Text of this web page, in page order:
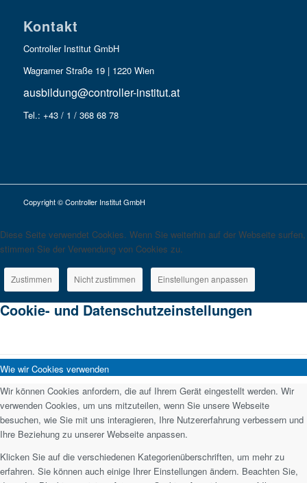
Kontakt
Controller Institut GmbH
Wagramer Straße 19 | 1220 Wien
ausbildung@controller-institut.at
Tel.: +43 / 1 / 368 68 78
Copyright © Controller Institut GmbH
Diese Seite verwendet Cookies. Wenn Sie weiterhin auf der Webseite surfen,
stimmen Sie der Verwendung von Cookies zu.
Zustimmen Nicht zustimmen Einstellungen anpassen
Cookie- und Datenschutzeinstellungen
Wie wir Cookies verwenden
Wir können Cookies anfordern, die auf Ihrem Gerät eingestellt werden. Wir
verwenden Cookies, um uns mitzuteilen, wenn Sie unsere Webseite
besuchen, wie Sie mit uns interagieren, Ihre Nutzererfahrung verbessern und
Ihre Beziehung zu unserer Webseite anpassen.
Klicken Sie auf die verschiedenen Kategorienüberschriften, um mehr zu
erfahren. Sie können auch einige Ihrer Einstellungen ändern. Beachten Sie,